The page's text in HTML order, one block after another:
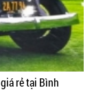
rẻ tại Bình